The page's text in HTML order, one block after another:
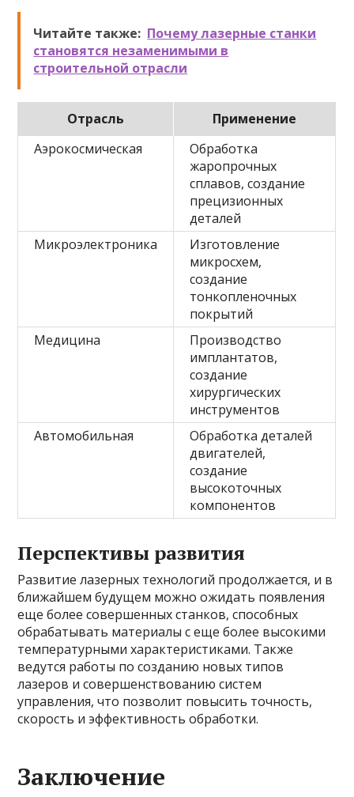
Читайте также: Почему лазерные станки
становятся незаменимыми в
строительной отрасли
Отрасль
Применение
Аэрокосмическая
Обработка
жаропрочных
сплавов, создание
прецизионных
деталей
Микроэлектроника
Изготовление
микросхем,
создание
тонкопленочных
покрытий
Медицина
Производство
имплантатов,
создание
хирургических
инструментов
Автомобильная
Обработка деталей
двигателей,
создание
высокоточных
компонентов
Перспективы развития
Развитие лазерных технологий продолжается, и в
ближайшем будущем можно ожидать появления
еще более совершенных станков, способных
обрабатывать материалы с еще более высокими
температурными характеристиками. Также
ведутся работы по созданию новых типов
лазеров и совершенствованию систем
управления, что позволит повысить точность,
скорость и эффективность обработки.
Заключение